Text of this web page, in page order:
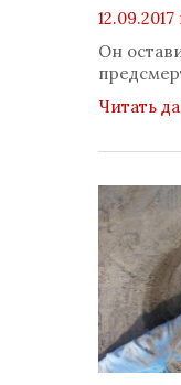
12.09.2017
Он
Читать